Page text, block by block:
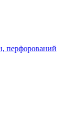
перфорований